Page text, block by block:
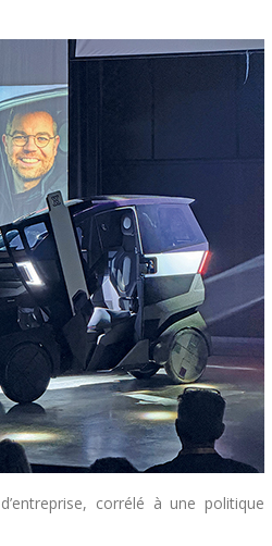
corrélé à une politique